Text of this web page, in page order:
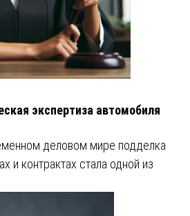
экспертиза автомобиля
деловом мире подделка
и контрактах стала одной из